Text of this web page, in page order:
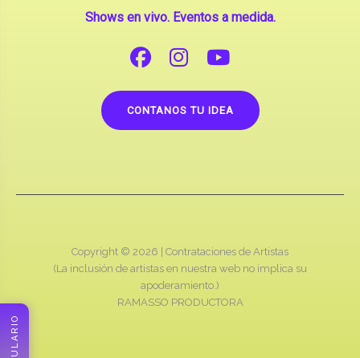
Shows en vivo. Eventos a medida.
CONTANOS TU IDEA
Copyright © 2026 | Contrataciones de Artistas
(La inclusión de artistas en nuestra web no implica su
apoderamiento.)
RAMASSO PRODUCTORA